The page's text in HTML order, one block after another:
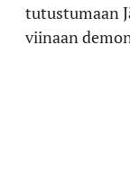
tutustumaan
viinaan